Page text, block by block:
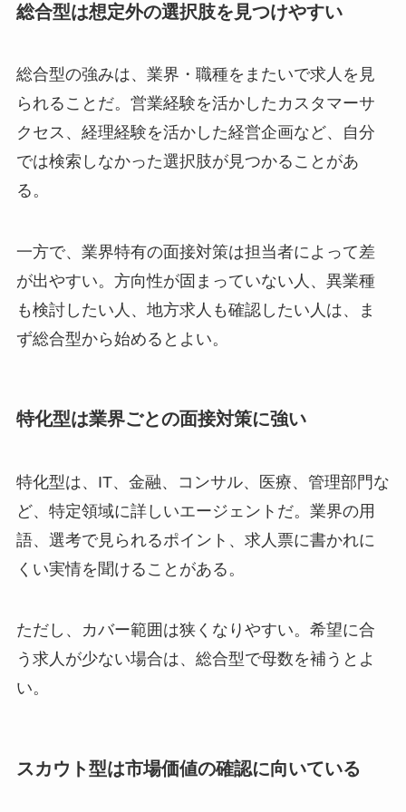
総合型は想定外の選択肢を見つけやすい
総合型の強みは、業界・職種をまたいで求人を見
られることだ。営業経験を活かしたカスタマーサ
クセス、経理経験を活かした経営企画など、自分
では検索しなかった選択肢が見つかることがあ
る。
一方で、業界特有の面接対策は担当者によって差
が出やすい。方向性が固まっていない人、異業種
も検討したい人、地方求人も確認したい人は、ま
ず総合型から始めるとよい。
特化型は業界ごとの面接対策に強い
特化型は、IT、金融、コンサル、医療、管理部門な
ど、特定領域に詳しいエージェントだ。業界の用
語、選考で見られるポイント、求人票に書かれに
くい実情を聞けることがある。
ただし、カバー範囲は狭くなりやすい。希望に合
う求人が少ない場合は、総合型で母数を補うとよ
い。
スカウト型は市場価値の確認に向いている